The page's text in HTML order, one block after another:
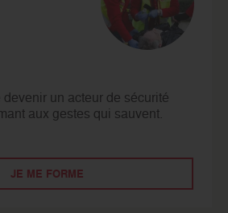
un acteur de sécurité
aux gestes qui sauvent.
JE ME FORME